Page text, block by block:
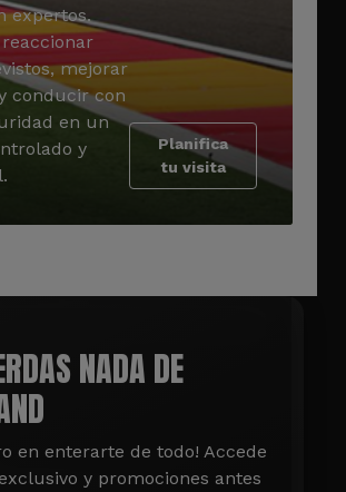
expertos.
mejorar
conducir con
en un
y
Planifica
tu visita
NADA DE
en enterarte de todo! Accede
y promociones antes